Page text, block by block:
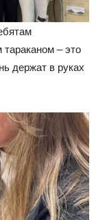
– это
держат в руках